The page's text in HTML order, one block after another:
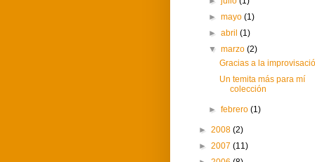
►mayo(1)
►abril(1)
▼marzo(2)
Gracias a la
Un temita más para mí
colección
►febrero(1)
► 2008 (2)
► 2007 (11)